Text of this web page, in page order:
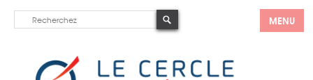
MENU